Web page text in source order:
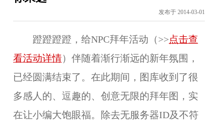
发布于 2014-03-01
蹬蹬蹬蹬，给NPC拜年活动（>>点击查
看活动详情）伴随着渐行渐远的新年氛围，
已经圆满结束了。在此期间，图库收到了很
多感人的、逗趣的、创意无限的拜年图，实
在让小编大饱眼福。除去无服务器ID及不符